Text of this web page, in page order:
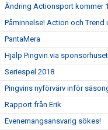
Ändring Actionsport kommer
Påminnelse! Action och Trend
PantaMera
Hjälp Pingvin via
Seriespel 2018
Pingvins nyförvärv inför
Rapport från Erik
Evenemangsansvarig sökes!